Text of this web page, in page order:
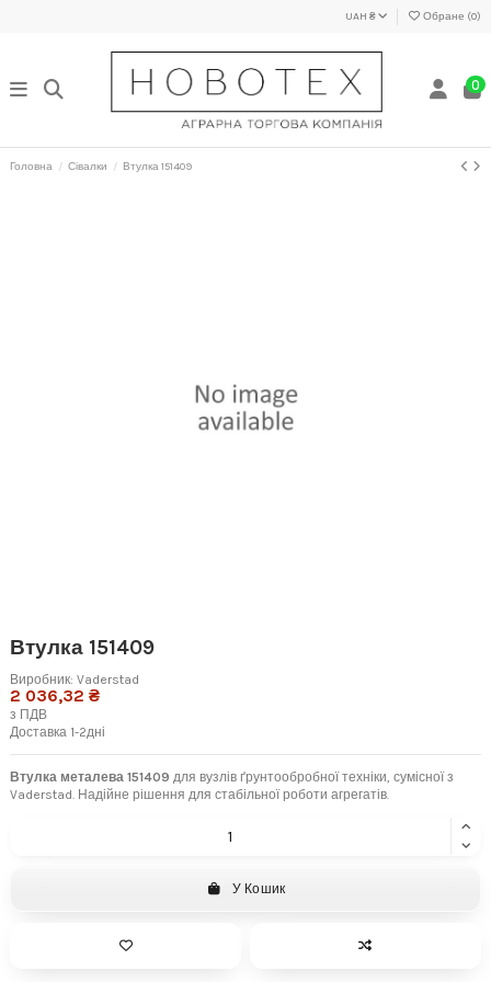
UAH ₴ Обране (0)
0
Головна Сівалки Втулка 151409
Втулка 151409
Виробник: Vaderstad
2 036,32 ₴
з ПДВ
Доставка 1-2дні
Втулка металева 151409 для вузлів ґрунтообробної техніки, сумісної з
Vaderstad. Надійне рішення для стабільної роботи агрегатів.
У Кошик